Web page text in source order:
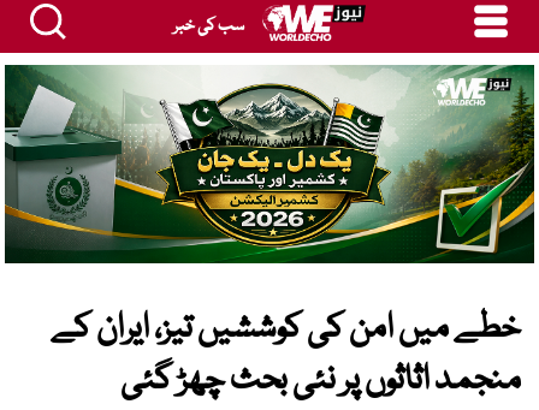
سب کی خبر
خطے میں امن کی کوششیں تیز، ایران کے
منجمد اثاثوں پر نئی بحث چھڑ گئی